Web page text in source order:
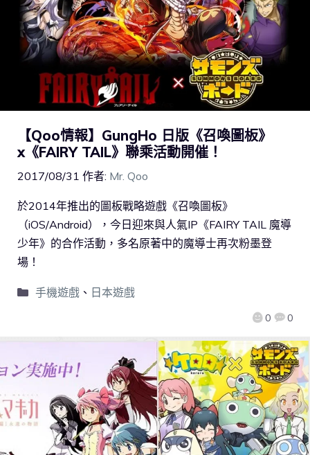
【Qoo情報】GungHo 日版《召喚圖板》
x《FAIRY TAIL》聯乘活動開催！
2017/08/31 作者: Mr. Qoo
0 0
於2014年推出的圖板戰略遊戲《召喚圖板》
（iOS/Android），今日迎來與人氣IP《FAIRY TAIL 魔導
少年》的合作活動，多名原著中的魔導士再次粉墨登
場！
手機遊戲、 日本遊戲